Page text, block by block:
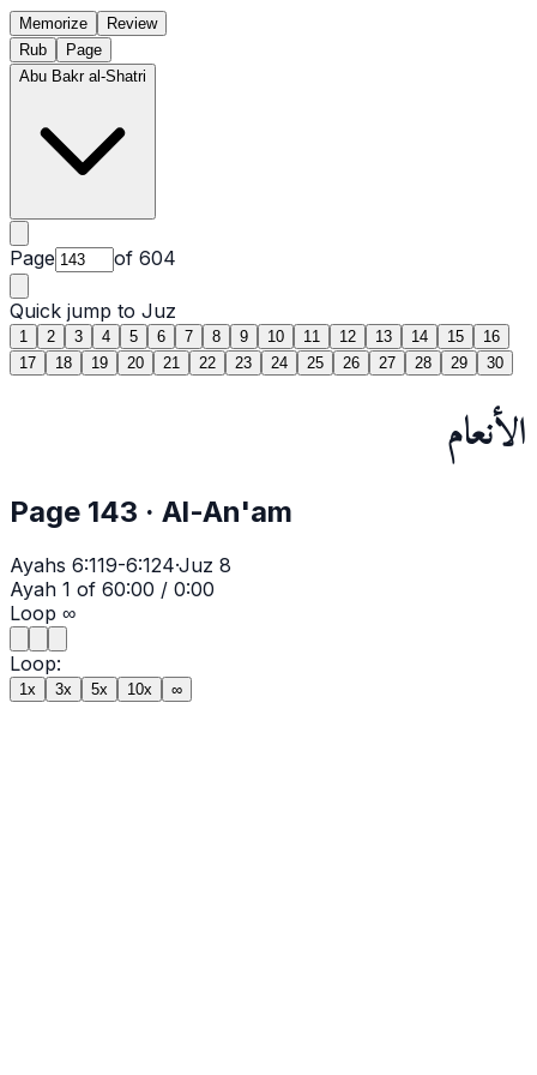
Memorize
Review
Rub
Page
Abu Bakr al-Shatri
Page of 604
Quick jump to Juz
1 2 3 4 5 6 7 8 9 10 11 12 13 14 15
16
17
18 19 20 21 22 23 24 25 26 27 28 29 30
الأنعام
Page 143 · Al-An'am
Ayahs 6:119-6:124·Juz 8
Ayah 1 of 60:00 / 0:00
Loop ∞
Loop:
1x 3x 5x 10x ∞